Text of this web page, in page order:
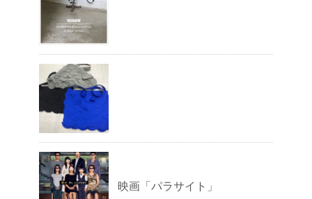
映画「パラサイト」